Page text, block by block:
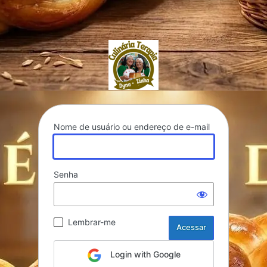
Nome de usuário ou endereço de e-mail
Senha
Lembrar-me
Login with Google